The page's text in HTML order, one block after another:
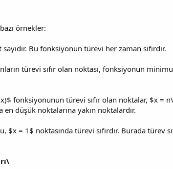
örnekler:
Bu fonksiyonun türevi her zaman sıfırdır.
türevi sıfır olan noktası, fonksiyonun
fonksiyonunun türevi sıfır olan noktalar, $x =
düşük noktalarına yakın noktalardır.
1$ noktasında türevi sıfırdır. Burada türev